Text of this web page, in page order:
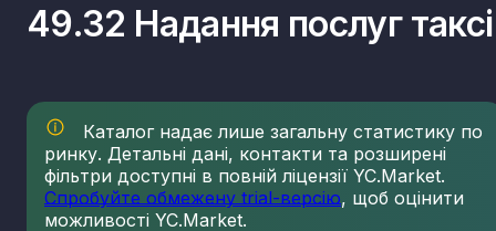
49.32 Надання послуг таксі
Каталог надає лише загальну статистику по
ринку. Детальні дані, контакти та розширені
фільтри доступні в повній ліцензії YC.Market.
Спробуйте обмежену trial-версію, щоб оцінити
можливості YC.Market.